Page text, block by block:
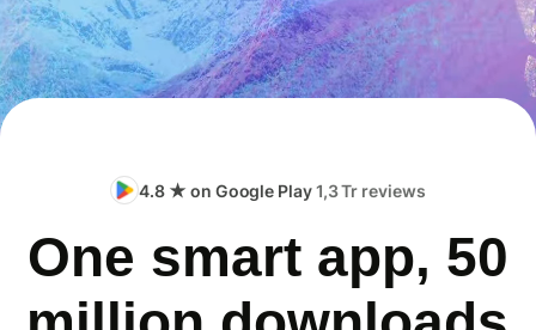
4.8 ★ on Google Play1,3 Tr reviews
One smart app, 50